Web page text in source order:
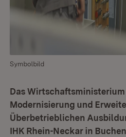
Symbolbild
Das
Modernisierung und
Überbetrieblichen
IHK Rhein-Neckar in